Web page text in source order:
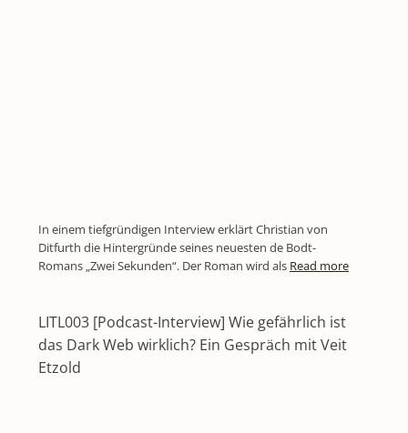
In einem tiefgründigen Interview erklärt Christian von
Ditfurth die Hintergründe seines neuesten de Bodt-
Romans „Zwei Sekunden“. Der Roman wird als Read more
LITL003 [Podcast-Interview] Wie gefährlich ist
das Dark Web wirklich? Ein Gespräch mit Veit
Etzold